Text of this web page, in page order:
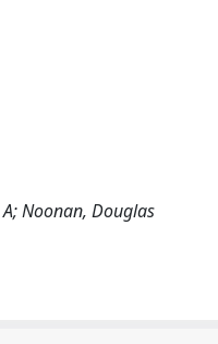
Noonan, Douglas